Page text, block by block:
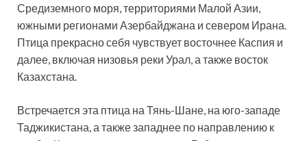
Средиземного моря, территориями Малой Азии,
южными регионами Азербайджана и севером Ирана.
Птица прекрасно себя чувствует восточнее Каспия и
далее, включая низовья реки Урал, а также восток
Казахстана.
Встречается эта птица на Тянь-Шане, на юго-западе
Таджикистана, а также западнее по направлению к